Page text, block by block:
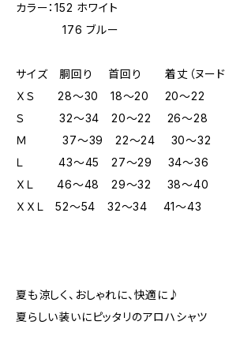
カラー：152 ホワイト
176 ブルー
サイズ 胴回り 首回り 着丈（ヌード
ＸＳ 28～30 18～20 20～22
Ｓ 32～34 20～22 26～28
Ｍ 37～39 22～24 30～32
Ｌ 43～45 27～29 34～36
ＸＬ 46～48 29～32 38～40
ＸＸＬ 52～54 32～34 41～43
夏も涼しく、おしゃれに、快適に♪
夏らしい装いにピッタリのアロハシャツ